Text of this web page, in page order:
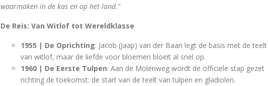
waarmaken in de kas en op het land."
De Reis: Van Witlof tot Wereldklasse
1955 | De Oprichting: Jacob (Jaap) van der Baan legt de basis met de teelt
van witlof, maar de liefde voor bloemen bloeit al snel op.
1960 | De Eerste Tulpen: Aan de Molenweg wordt de officiële stap gezet
richting de toekomst: de start van de teelt van tulpen en gladiolen.